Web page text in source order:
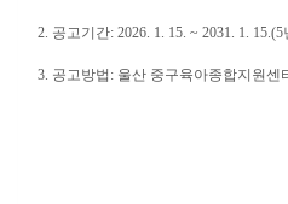
2. 공고기간: 2026. 1. 15. ~ 2031. 1.
3. 공고방법: 울산 중구육아종합지원센